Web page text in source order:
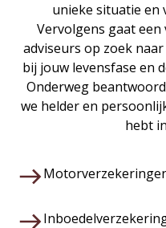
unieke situatie en
Vervolgens gaat een
adviseurs op zoek
bij jouw levensfase en
Onderweg
we helder en
hebt